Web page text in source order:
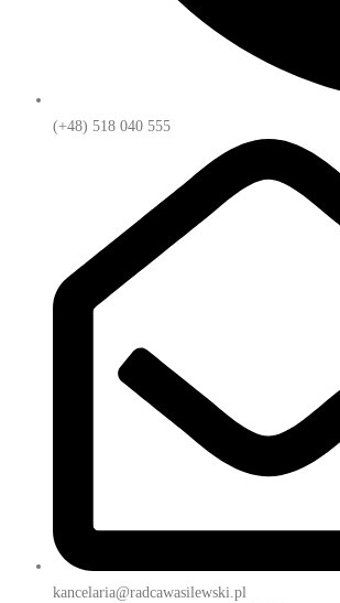
(+48) 518 040 555
kancelaria@radcawasilewski.pl